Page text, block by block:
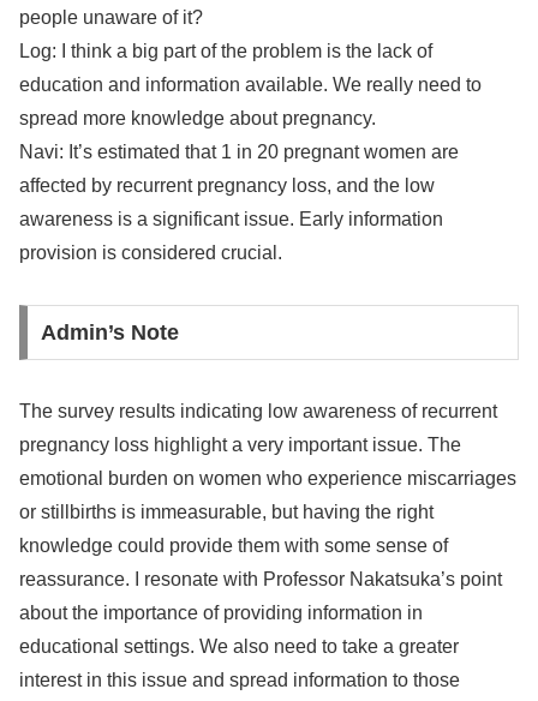
people unaware of it?
Log: I think a big part of the problem is the lack of
education and information available. We really need to
spread more knowledge about pregnancy.
Navi: It’s estimated that 1 in 20 pregnant women are
affected by recurrent pregnancy loss, and the low
awareness is a significant issue. Early information
provision is considered crucial.
Admin’s Note
The survey results indicating low awareness of recurrent
pregnancy loss highlight a very important issue. The
emotional burden on women who experience miscarriages
or stillbirths is immeasurable, but having the right
knowledge could provide them with some sense of
reassurance. I resonate with Professor Nakatsuka’s point
about the importance of providing information in
educational settings. We also need to take a greater
interest in this issue and spread information to those